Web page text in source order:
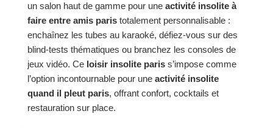
un salon haut de gamme pour une activité insolite à
faire entre amis paris totalement personnalisable :
enchaînez les tubes au karaoké, défiez-vous sur des
blind-tests thématiques ou branchez les consoles de
jeux vidéo. Ce loisir insolite paris s’impose comme
l’option incontournable pour une activité insolite
quand il pleut paris, offrant confort, cocktails et
restauration sur place.